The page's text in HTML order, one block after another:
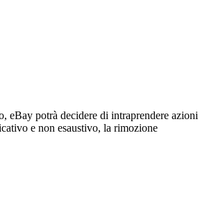
eBay potrà decidere di intraprendere azioni
e non esaustivo, la rimozione